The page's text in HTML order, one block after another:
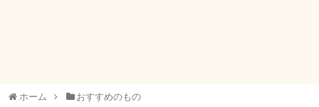
ホーム おすすめのもの